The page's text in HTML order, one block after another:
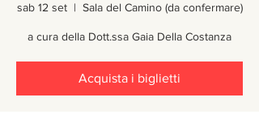
sab 12 set
  |
Sala del Camino (da confermare)
a cura della Dott.ssa Gaia Della Costanza
Acquista i biglietti